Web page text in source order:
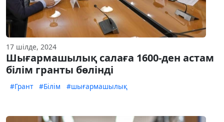
17 шілде, 2024
Шығармашылық салаға 1600-ден астам
білім гранты бөлінді
#Грант #Білім #шығармашылық